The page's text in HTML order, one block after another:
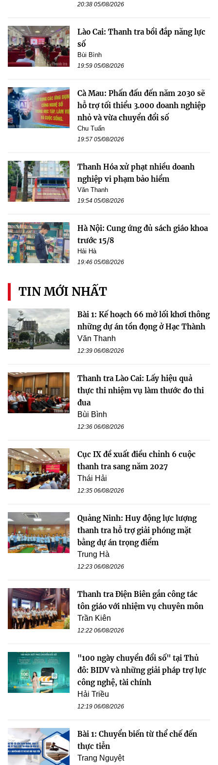
20:38 05/08/2026
Lào Cai: Thanh tra bồi đắp năng lực
số
Bùi Bình
19:59 05/08/2026
Cà Mau: Phấn đấu đến năm 2030 sẽ
hỗ trợ tối thiểu 3.000 doanh nghiệp
nhỏ và vừa chuyển đổi số
Chu Tuấn
19:57 05/08/2026
Thanh Hóa xử phạt nhiều doanh
nghiệp vi phạm bảo hiểm
Văn Thanh
19:54 05/08/2026
Hà Nội: Cung ứng đủ sách giáo khoa
trước 15/8
Hải Hà
19:46 05/08/2026
TIN MỚI NHẤT
Bài 1: Kế hoạch 66 mở lối khơi thông
những dự án tồn đọng ở Hạc Thành
Văn Thanh
12:39 06/08/2026
Thanh tra Lào Cai: Lấy hiệu quả
thực thi nhiệm vụ làm thước đo thi
đua
Bùi Bình
12:36 06/08/2026
Cục IX đề xuất điều chỉnh 6 cuộc
thanh tra sang năm 2027
Thái Hải
12:35 06/08/2026
Quảng Ninh: Huy động lực lượng
thanh tra hỗ trợ giải phóng mặt
bằng dự án trọng điểm
Trung Hà
12:23 06/08/2026
Thanh tra Điện Biên gắn công tác
tôn giáo với nhiệm vụ chuyên môn
Trần Kiên
12:22 06/08/2026
"100 ngày chuyển đổi số" tại Thủ
đô: BIDV và những giải pháp trợ lực
công nghệ, tài chính
Hải Triều
12:19 06/08/2026
Bài 1: Chuyển biến từ thể chế đến
thực tiễn
Trang Nguyệt